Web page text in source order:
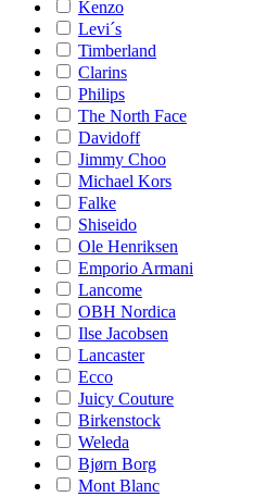
Kenzo
Levi´s
Timberland
Clarins
Philips
The North Face
Davidoff
Jimmy Choo
Michael Kors
Falke
Shiseido
Ole Henriksen
Emporio Armani
Lancome
OBH Nordica
Ilse Jacobsen
Lancaster
Ecco
Juicy Couture
Birkenstock
Weleda
Bjørn Borg
Mont Blanc